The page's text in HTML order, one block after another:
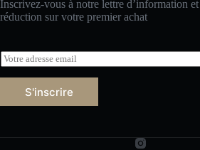
Inscrivez-vous à notre lettre d’information
réduction sur votre premier achat
E
m
a
l
S'inscrire